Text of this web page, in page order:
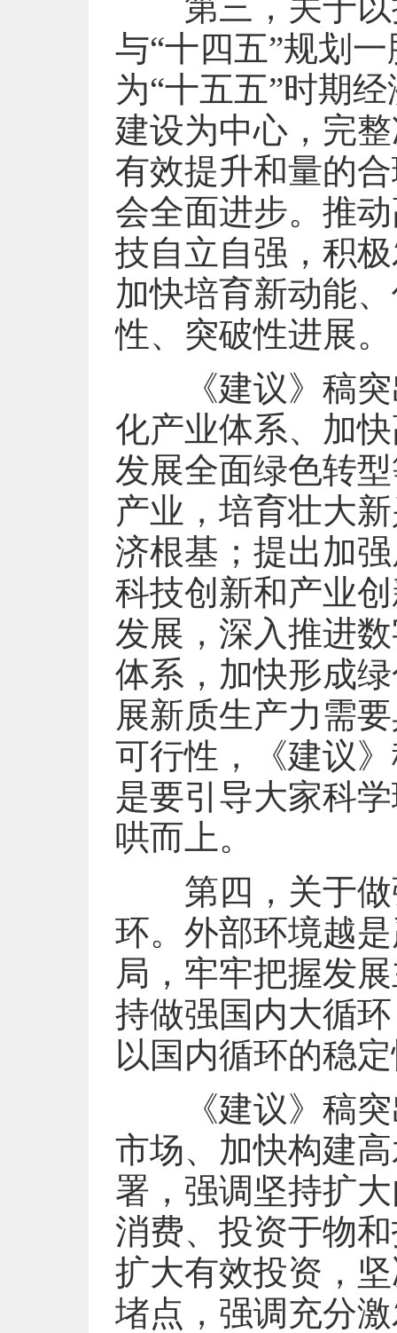
与“十四五”规划
为“十五五”时期
建设为中心，完
有效提升和量的
会全面进步。推
技自立自强，积
加快培育新动能
性、突破性进展。
《建议》稿突
化产业体系、加
发展全面绿色转
产业，培育壮大
济根基；提出加
科技创新和产业
发展，深入推进
体系，加快形成
展新质生产力需
可行性，《建议
是要引导大家科
哄而上。
第四，关于做
环。外部环境越
局，牢牢把握发
持做强国内大循
以国内循环的稳
《建议》稿突
市场、加快构建
署，强调坚持扩
消费、投资于物
扩大有效投资，
堵点，强调充分